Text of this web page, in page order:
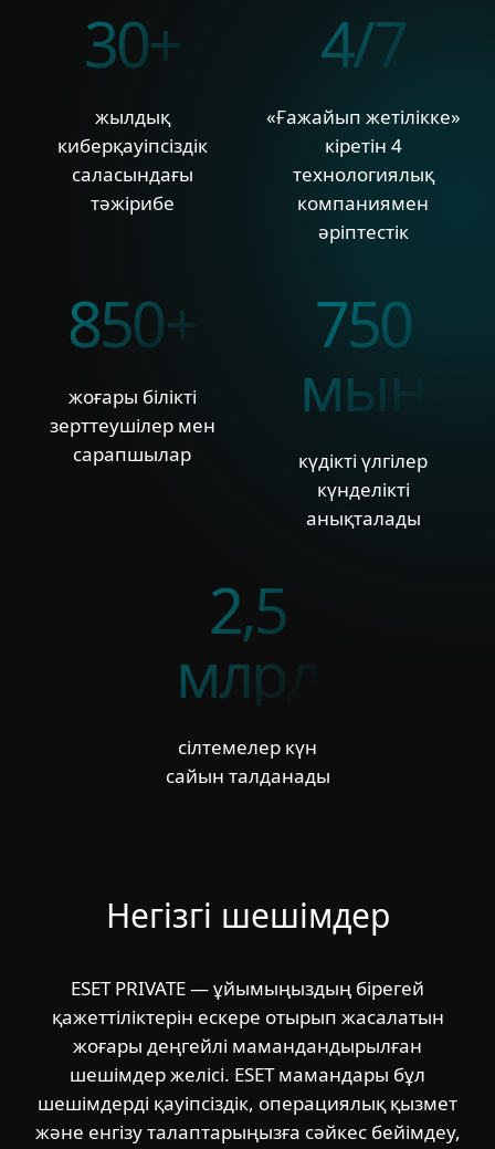
30+
жылдық
киберқауіпсіздік
саласындағы
тәжірибе
4/7
«Ғажайып жетілікке»
кіретін 4
технологиялық
компаниямен
әріптестік
850+
жоғары білікті
зерттеушілер мен
сарапшылар
750
мың
күдікті үлгілер
күнделікті
анықталады
2,5
млрд
сілтемелер күн
сайын талданады
Негізгі шешімдер
ESET PRIVATE — ұйымыңыздың бірегей
қажеттіліктерін ескере отырып жасалатын
жоғары деңгейлі мамандандырылған
шешімдер желісі. ESET мамандары бұл
шешімдерді қауіпсіздік, операциялық қызмет
және енгізу талаптарыңызға сәйкес бейімдеу,